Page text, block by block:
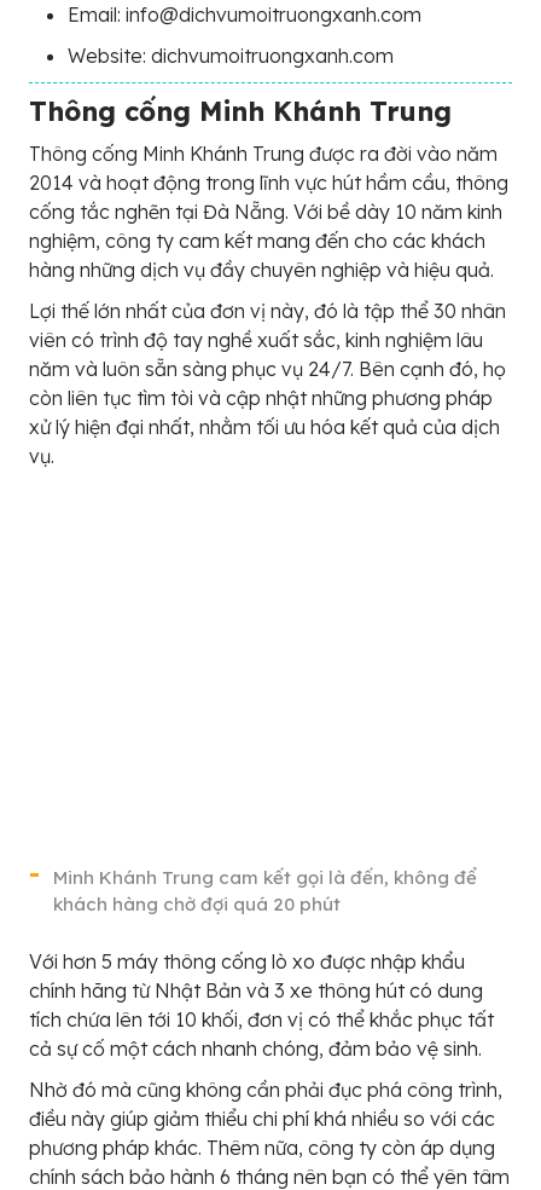
Email: info@dichvumoitruongxanh.com
Website: dichvumoitruongxanh.com
Thông cống Minh Khánh Trung
Thông cống Minh Khánh Trung được ra đời vào năm
2014 và hoạt động trong lĩnh vực hút hầm cầu, thông
cống tắc nghẽn tại Đà Nẵng. Với bề dày 10 năm kinh
nghiệm, công ty cam kết mang đến cho các khách
hàng những dịch vụ đầy chuyên nghiệp và hiệu quả.
Lợi thế lớn nhất của đơn vị này, đó là tập thể 30 nhân
viên có trình độ tay nghề xuất sắc, kinh nghiệm lâu
năm và luôn sẵn sàng phục vụ 24/7. Bên cạnh đó, họ
còn liên tục tìm tòi và cập nhật những phương pháp
xử lý hiện đại nhất, nhằm tối ưu hóa kết quả của dịch
vụ.
Minh Khánh Trung cam kết gọi là đến, không để
khách hàng chờ đợi quá 20 phút
Với hơn 5 máy thông cống lò xo được nhập khẩu
chính hãng từ Nhật Bản và 3 xe thông hút có dung
tích chứa lên tới 10 khối, đơn vị có thể khắc phục tất
cả sự cố một cách nhanh chóng, đảm bảo vệ sinh.
Nhờ đó mà cũng không cần phải đục phá công trình,
điều này giúp giảm thiểu chi phí khá nhiều so với các
phương pháp khác. Thêm nữa, công ty còn áp dụng
chính sách bảo hành 6 tháng nên bạn có thể yên tâm